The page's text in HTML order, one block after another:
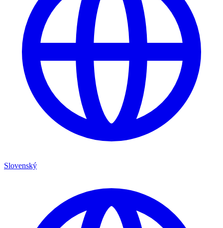
Slovenský